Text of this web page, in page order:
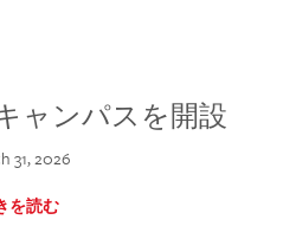
ャンパスを開設
31, 2026
を読む